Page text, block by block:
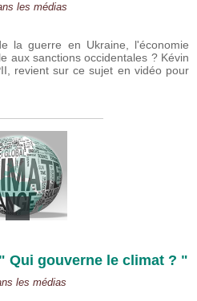
les médias
la guerre en Ukraine, l'économie
aux sanctions occidentales ? Kévin
revient sur ce sujet en vidéo pour
Qui gouverne le climat ? "
les médias